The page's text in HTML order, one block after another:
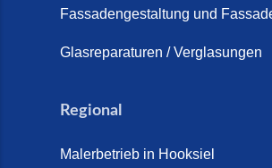
Fassadengestaltung und
Glasreparaturen / Verglasungen
Regional
Malerbetrieb in Hooksiel